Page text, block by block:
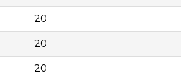
20
20
20